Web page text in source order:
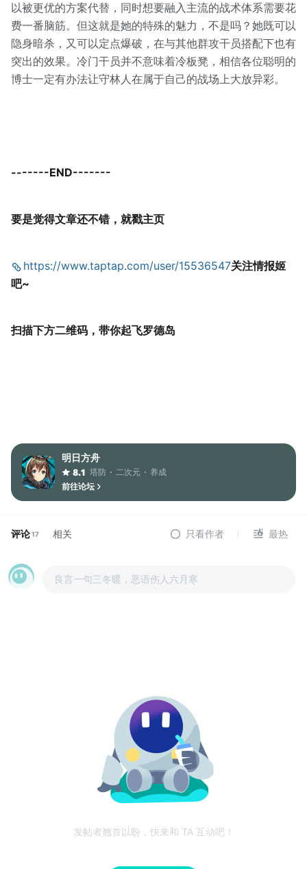
以被更优的方案代替，同时想要融入主流的战术体系需要花
费一番脑筋。但这就是她的特殊的魅力，不是吗？她既可以
隐身暗杀，又可以定点爆破，在与其他群攻干员搭配下也有
突出的效果。冷门干员并不意味着冷板凳，相信各位聪明的
博士一定有办法让守林人在属于自己的战场上大放异彩。
-------END-------
要是觉得文章还不错，就戳主页
https://www.taptap.com/user/15536547关注情报姬
吧~
扫描下方二维码，带你起飞罗德岛
明日方舟
8.1 塔防 二次元
养成
前往论坛
评论17 相关 只看作者 最热
良言一句三冬暖，恶语伤人六月寒
发帖者翘首以盼，快来和 TA 互动吧！